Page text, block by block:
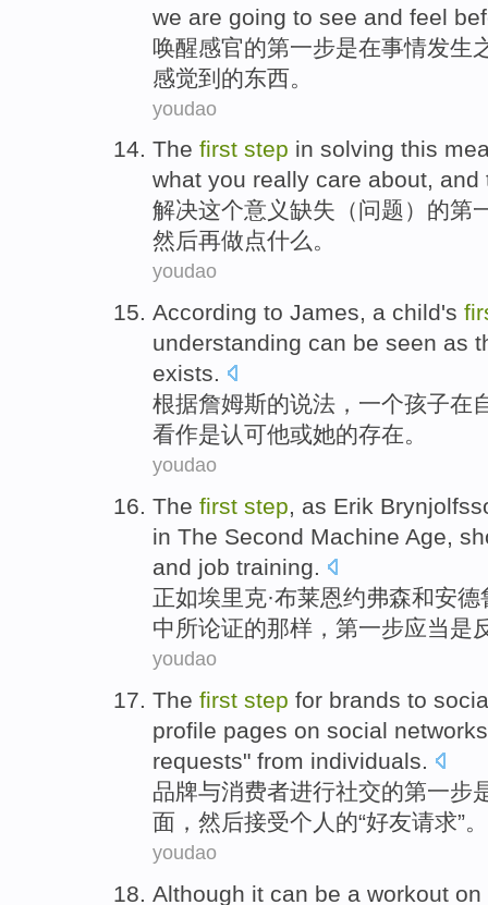
we are going to see and feel
唤醒感官的第一步是在事情发生
感觉到 的东西。
youdao
The first step in solving this
what you really care about, and
解决这个意义缺失（问题）的第
然后再做点什么。
youdao
According to James, a child's
understanding can be seen as
exists.
根据詹姆斯的说法， 一个孩子在
看作是认可他或她的存在。
youdao
The first step, as Erik
in The Second Machine Age,
and job training.
正如埃里克·布莱恩约弗森和安德
中所论证的那样， 第一步应当是
youdao
The first step for brands to
profile pages on social networks
requests" from individuals.
品牌与消费者进行社交的第一步
面 ， 然后接受个人 的“好友请求”。
youdao
Although it can be a workout